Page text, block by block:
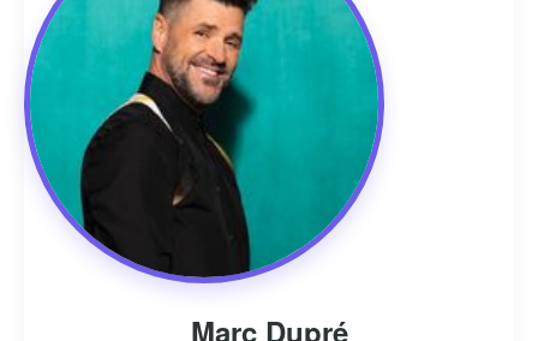
Marc Dupré